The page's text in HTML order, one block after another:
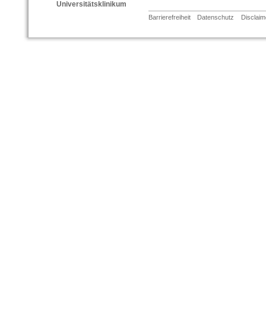
Universitätsklinikum
Barrierefreiheit Datenschutz